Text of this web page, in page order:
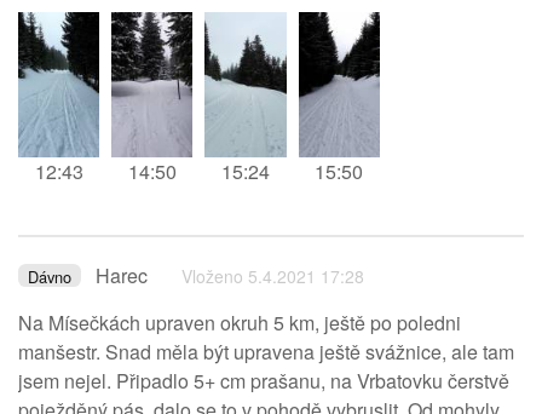
12:43 14:50 15:24 15:50
Dávno Harec Vloženo 5.4.2021 17:28
Na Mísečkách upraven okruh 5 km, ještě po poledni
manšestr. Snad měla být upravena ještě svážnice, ale tam
jsem nejel. Připadlo 5+ cm prašanu, na Vrbatovku čerstvě